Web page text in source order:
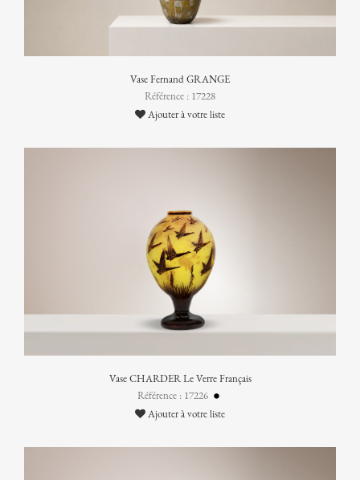
Vase Fernand GRANGE
Référence : 17228
Ajouter à votre liste
Vase CHARDER Le Verre Français
Référence : 17226
Ajouter à votre liste